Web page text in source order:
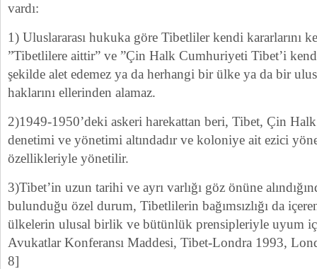
vardı:
1) Uluslararası hukuka göre Tibetliler kendi kararlarını
”Tibetlilere aittir” ve ”Çin Halk Cumhuriyeti Tibet’i
şekilde alet edemez ya da herhangi bir ülke ya da bir
haklarını ellerinden alamaz.
2)1949-1950’deki askeri harekattan beri, Tibet, Çin
denetimi ve yönetimi altındadır ve koloniye ait ezici
özellikleriyle yönetilir.
3)Tibet’in uzun tarihi ve ayrı varlığı göz önüne
bulunduğu özel durum, Tibetlilerin bağımsızlığı da
ülkelerin ulusal birlik ve bütünlük prensipleriyle uyum
Avukatlar Konferansı Maddesi, Tibet-Londra 1993,
8]